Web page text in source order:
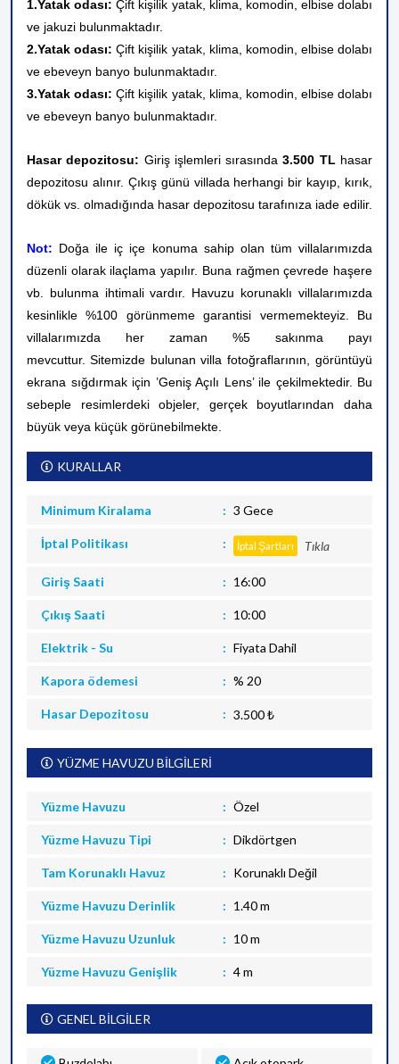
1.Yatak odası:Çift kişilik yatak, klima, komodin, elbise dolabı
ve jakuzi bulunmaktadır.
2.Yatak odası: Çift kişilik yatak, klima, komodin , elbise dolabı
ve ebeveyn banyo bulunmaktadır.
3.Yatak odası: Çift kişilik yatak, klima, komodin , elbise dolabı
ve ebeveyn banyo bulunmaktadır.
Hasar depozitosu: Giriş işlemleri sırasında3.500 TL hasar
depozitosu alınır. Çıkış günü villada herhangi bir kayıp, kırık,
dökük vs. olmadığında hasar depozitosu tarafınıza iade edilir.
Not: Doğa ile iç içe konuma sahip olan tüm villalarımızda
düzenli olarak ilaçlama yapılır. Buna rağmen çevrede haşere
vb. bulunma ihtimali vardır. Havuzu korunaklı villalarımızda
kesinlikle %100 görünmeme garantisi vermemekteyiz. Bu
villalarımızda her zaman %5 sakınma payı
mevcuttur. Sitemizde bulunan villa fotoğraflarının, görüntüyü
ekrana sığdırmak için ’Geniş Açılı Lens’ ile çekilmektedir. Bu
sebeple resimlerdeki objeler, gerçek boyutlarından daha
büyük veya küçük görünebilmekte.
KURALLAR
Minimum Kiralama 3 Gece
İptal Politikası İptal Şartları Tıkla
Giriş Saati 16:00
Çıkış Saati 10:00
Elektrik - Su Fiyata Dahil
Kapora ödemesi % 20
Hasar Depozitosu 3.500 ₺
YÜZME HAVUZU BİLGİLERİ
Yüzme Havuzu Özel
Yüzme Havuzu Tipi Dikdörtgen
Tam Korunaklı Havuz Korunaklı Değil
Yüzme Havuzu Derinlik 1.40 m
Yüzme Havuzu Uzunluk 10 m
Yüzme Havuzu Genişlik 4 m
GENEL BİLGİLER